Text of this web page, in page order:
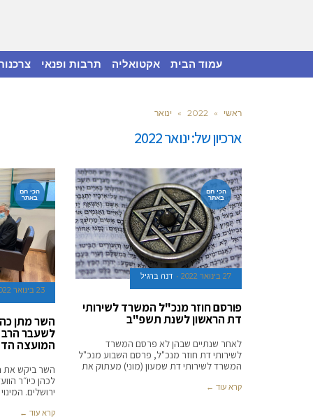
עמוד הבית אקטואליה תרבות ופנאי
ראשי »
2022
» ינואר
ארכיון של:ינואר 2022
הכי חם
באתר
27 בינואר 2022 דנה ברגיל
פורסם חוזר מנכ"ל המשרד לשירותי
דת הראשון לשנת תשפ"ב
לאחר שנתיים שבהן לא פרסם המשרד
לשירותי דת חוזר מנכ"ל, פרסם השבוע מנכ"ל
המשרד לשירותי דת שמעון (מוני) מעתוק את
קרא עוד ←
הכי חם
באתר
23 בינואר 2022
השר מתן
לשעבר הרב
המועצה
השר ביקש את
לכהן כיו״ר
ירושלים.
קרא עוד ←